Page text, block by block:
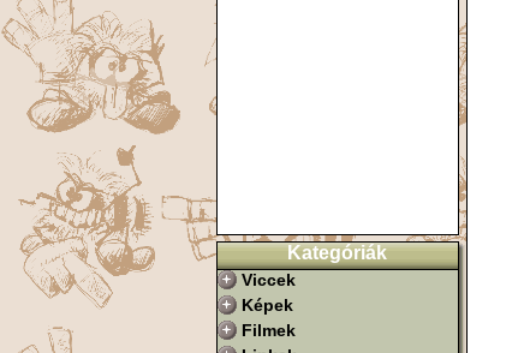
Kategóriák
Viccek
Képek
Filmek